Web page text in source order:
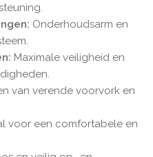
Onderhoudsarm en
Maximale veiligheid en
van verende voorvork en
voor een comfortabele en